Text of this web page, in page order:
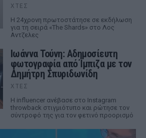
ΧΤΕΣ
Η 24χρονη πρωτοστάτησε σε εκδήλωση
για τη σειρά «The Shards» στο Λος
Αντζελες
Ιωάννα Τούνη: Αδημοσίευτη
φωτογραφία από Ίμπιζα με τον
Δημήτρη Σπυριδωνίδη
ΧΤΕΣ
Η influencer ανέβασε στο Instagram
throwback στιγμιότυπο και ρώτησε τον
σύντροφό της για τον φετινό προορισμό